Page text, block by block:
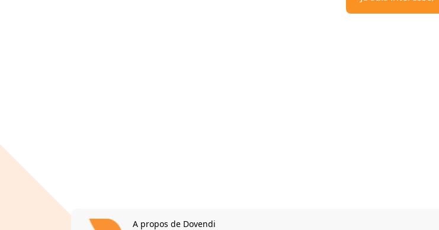
A propos de Dovendi